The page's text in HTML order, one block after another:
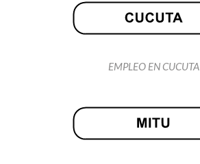
EMPLEO EN CUCUTA